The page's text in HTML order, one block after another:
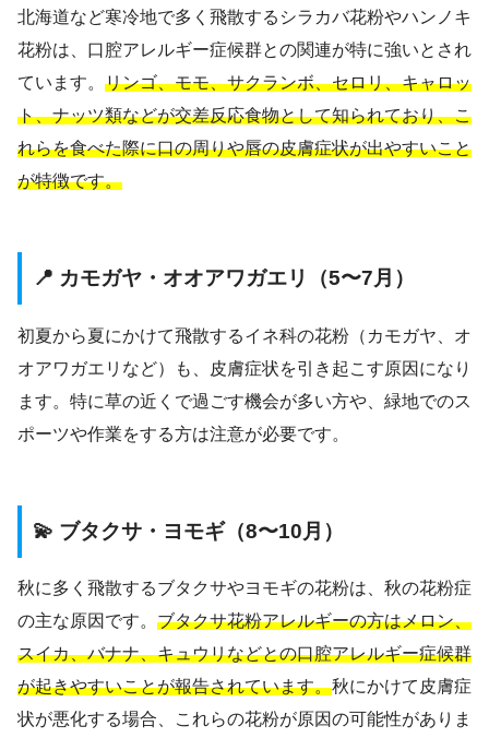
北海道など寒冷地で多く飛散するシラカバ花粉やハンノキ
花粉は、口腔アレルギー症候群との関連が特に強いとされ
ています。 リンゴ、モモ、サクランボ、セロリ、キャロッ
ト、ナッツ類などが交差反応食物として知られており、こ
れらを食べた際に口の周りや唇の皮膚症状が出やすいこと
が特徴です。
📍 カモガヤ・オオアワガエリ（5〜7月）
初夏から夏にかけて飛散するイネ科の花粉（カモガヤ、オ
オアワガエリなど）も、皮膚症状を引き起こす原因になり
ます。特に草の近くで過ごす機会が多い方や、緑地でのス
ポーツや作業をする方は注意が必要です。
💫 ブタクサ・ヨモギ（8〜10月）
秋に多く飛散するブタクサやヨモギの花粉は、秋の花粉症
の主な原因です。 ブタクサ花粉アレルギーの方はメロン、
スイカ、バナナ、キュウリなどとの口腔アレルギー症候群
が起きやすいことが報告されています。秋にかけて皮膚症
状が悪化する場合、これらの花粉が原因の可能性がありま